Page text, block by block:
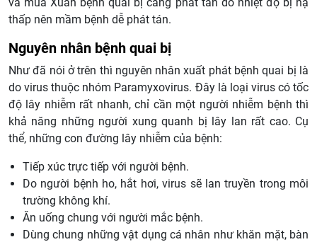
thấp nên mầm bệnh dễ phát tán.
Nguyên nhân bệnh quai bị
Như đã nói ở trên thì nguyên nhân xuất phát bệnh quai bị là
do virus thuộc nhóm Paramyxovirus. Đây là loại virus có tốc
độ lây nhiễm rất nhanh, chỉ cần một người nhiễm bệnh thì
khả năng những người xung quanh bị lây lan rất cao. Cụ
thể, những con đường lây nhiễm của bệnh:
Tiếp xúc trực tiếp với người bệnh.
Do người bệnh ho, hắt hơi, virus sẽ lan truyền trong môi
trường không khí.
Ăn uống chung với người mắc bệnh.
Dùng chung những vật dụng cá nhân như khăn mặt, bàn